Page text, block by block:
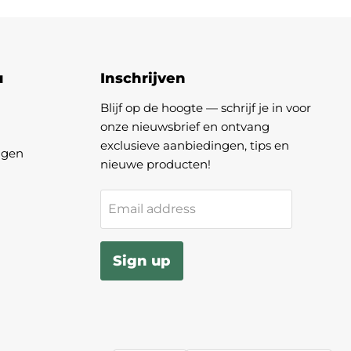
Inschrijven
Blijf op de hoogte — schrijf je in voor
onze nieuwsbrief en ontvang
exclusieve aanbiedingen, tips en
nieuwe producten!
Email address
Sign up